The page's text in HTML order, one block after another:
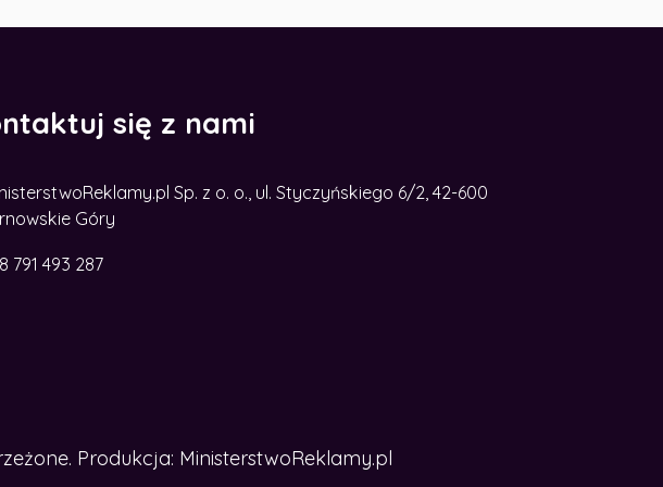
się z nami
Sp. z o. o., ul. Styczyńskiego 6/2, 42-600
Góry
791 493 287
Produkcja: MinisterstwoReklamy.pl